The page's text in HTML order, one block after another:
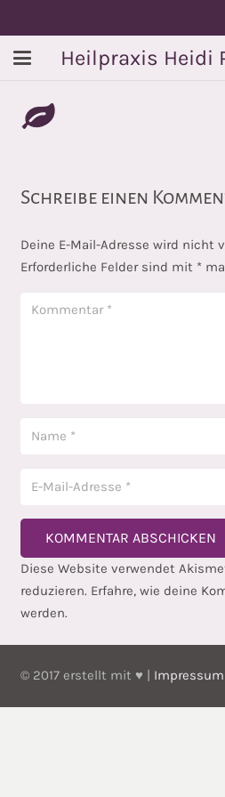
Heilpraxis Heidi
Schreibe einen
Deine E-Mail-Adresse wird nicht
Erforderliche Felder sind mit *
KOMMENTAR ABSCHICKEN
Diese Website verwendet
reduzieren. Erfahre, wie deine
werden.
© 2017 erstellt mit ♥ | Impressum